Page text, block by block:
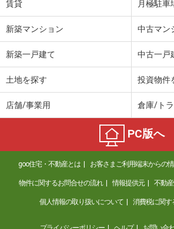
賃貸 月極駐車
新築マンション 中古マン
新築一戸建て 中古一戸
土地を探す 投資物件
店舗/事業用 倉庫/ト
PC版へ
goo住宅・不動産とは お客さまご利用端末からの
物件に関するお問合せの流れ 情報提供元 不動
個人情報の取り扱いについて 消費税に関す